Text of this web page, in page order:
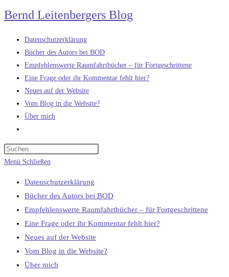
Zum
Inhalt
springen
Bernd Leitenbergers Blog
Datenschutzerklärung
Bücher des Autors bei BOD
Empfehlenswerte Raumfahrtbücher – für Fortgeschrittene
Eine Frage oder ihr Kommentar fehlt hier?
Neues auf der Website
Vom Blog in die Website?
Über mich
umschalten
Menü Schließen
Datenschutzerklärung
Bücher des Autors bei BOD
Empfehlenswerte Raumfahrtbücher – für Fortgeschrittene
Eine Frage oder ihr Kommentar fehlt hier?
Neues auf der Website
Vom Blog in die Website?
Über mich